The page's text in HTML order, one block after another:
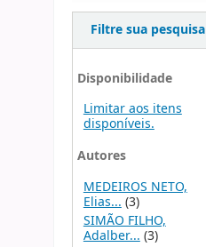
Filtre sua pesquisa
Disponibilidade
Limitar aos itens
disponíveis.
Autores
MEDEIROS NETO,
Elias... (3)
SIMÃO FILHO,
Adalber...(3)